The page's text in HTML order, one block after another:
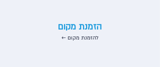
הזמנת מקום
← להזמנת מקום